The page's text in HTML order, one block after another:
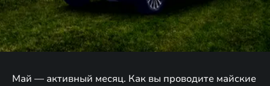
Май — активный месяц. Как вы проводите майские